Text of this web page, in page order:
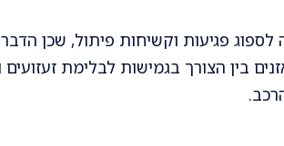
פגיעות וקשיחות פיתול, שכן
בין הצורך בגמישות לבלימת